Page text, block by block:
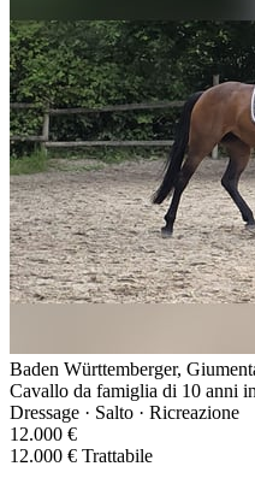
Baden Württemberger,
Cavallo da famiglia di 10 anni
Dressage · Salto · Ricreazione
12.000 €
12.000 € Trattabile